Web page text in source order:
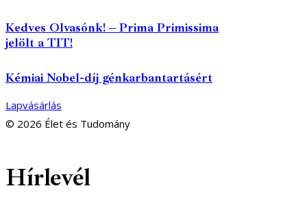
Kedves Olvasónk! – Prima Primissima
jelölt a TIT!
Kémiai Nobel-díj génkarbantartásért
Lapvásárlás
© 2026 Élet és Tudomány
Hírlevél